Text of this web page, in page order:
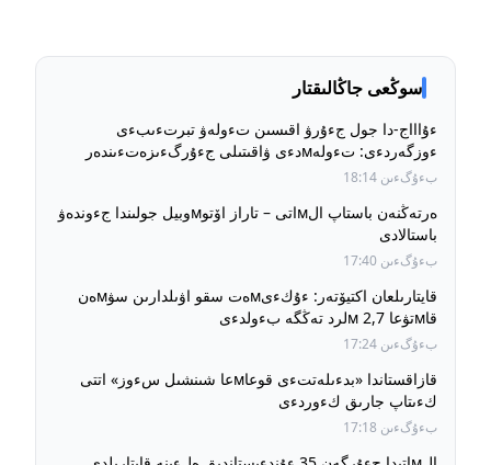
سوڭعى جاڭالىقتار
ءۇاااج-دا جول جءۇرۋ اقىسىن تءولەۋ تبرتءىبءى
ءوزگەردءى: تءولەмدءى ۋاقىتىلى جءۇرگءىزەتءىندەر
ءۇشءىن جول جءۇرۋ قۇنى بۇرىنعى دەڭگەيدە ساقتالادى
بءۇگءىن 18:14
ەرتەڭنەن باستاپ الмاتى – تاراز اۆتوмوبيل جولىندا جءوندەۋ
باستالادى
بءۇگءىن 17:40
قايتارىلعان اكتيۆتەر: ءۇكءىмەت سقو اۋىلدارىن سۋмەن
قاмتۋعا 2,7 мلرد تەڭگە بءولدءى
بءۇگءىن 17:24
قازاقستاندا «بدءىلەتتءى قوعاмعا شىنشىل سءوز» اتتى
كءىتاپ جارىق كءوردءى
بءۇگءىن 17:18